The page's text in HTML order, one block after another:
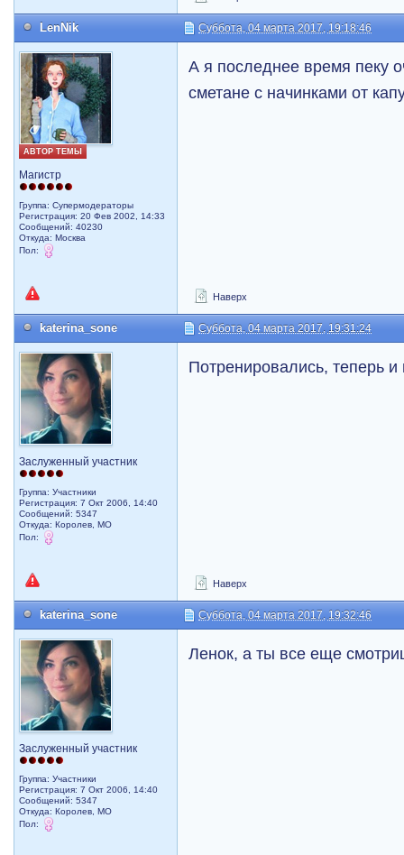
LenNik Суббота, 04 марта 2017, 19:18:46
АВТОР ТЕМЫ
Магистр
Группа: Супермодераторы
Регистрация: 20 Фев 2002, 14:33
Сообщений: 40230
Откуда: Москва
Пол:
А я последнее время пеку
сметане с начинками от
Наверх
katerina_sone Суббота, 04 марта 2017, 19:31:24
Заслуженный участник
Группа: Участники
Регистрация: 7 Окт 2006, 14:40
Сообщений: 5347
Откуда: Королев, МО
Пол:
Потренировались, теперь
Наверх
katerina_sone Суббота, 04 марта 2017, 19:32:46
Заслуженный участник
Группа: Участники
Регистрация: 7 Окт 2006, 14:40
Сообщений: 5347
Откуда: Королев, МО
Пол:
Ленок, а ты все еще